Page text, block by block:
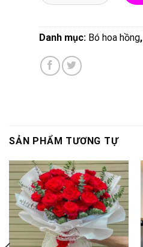
Danh mục: Bó hoa hồng,
SẢN PHẨM TƯƠNG TỰ